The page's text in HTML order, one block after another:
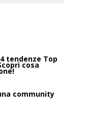
tendenze Top
cosa
community